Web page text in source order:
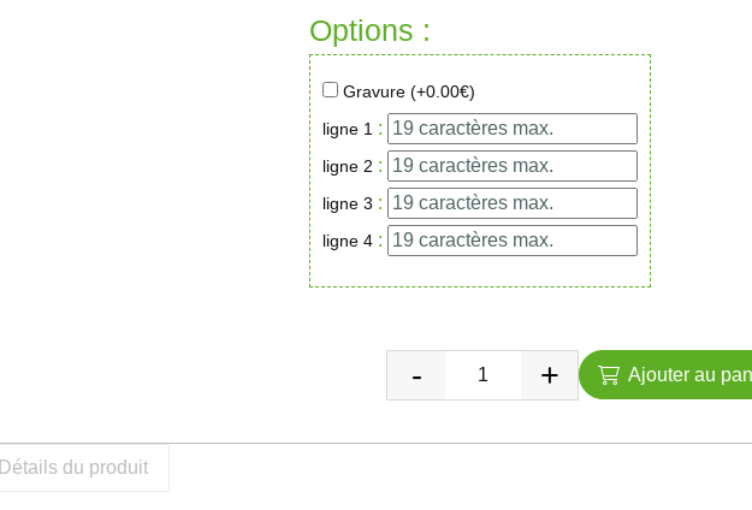
Options :
Gravure (+0.00€)
ligne 1 :
ligne 2 :
ligne 3 :
ligne 4:
Ajouter au
Détails du produit